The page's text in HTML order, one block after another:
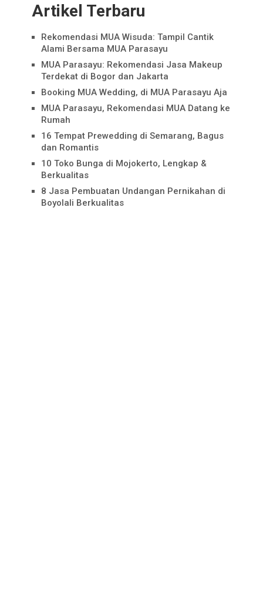
Artikel Terbaru
Rekomendasi MUA Wisuda: Tampil Cantik
Alami Bersama MUA Parasayu
MUA Parasayu: Rekomendasi Jasa Makeup
Terdekat di Bogor dan Jakarta
Booking MUA Wedding, di MUA Parasayu Aja
MUA Parasayu, Rekomendasi MUA Datang ke
Rumah
16 Tempat Prewedding di Semarang, Bagus
dan Romantis
10 Toko Bunga di Mojokerto, Lengkap &
Berkualitas
8 Jasa Pembuatan Undangan Pernikahan di
Boyolali Berkualitas